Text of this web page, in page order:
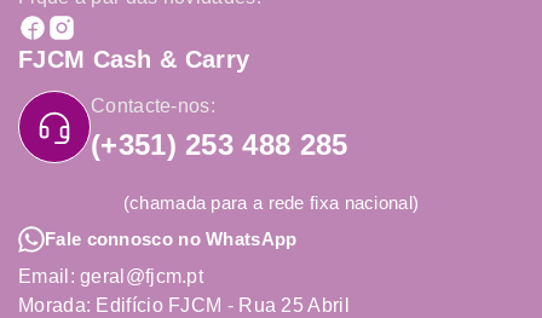
FJCM Cash & Carry
Contacte-nos:
(+351) 253 488 285
(chamada para a rede fixa nacional)
Fale connosco no WhatsApp
Email: geral@fjcm.pt
Morada: Edifício FJCM - Rua 25 Abril